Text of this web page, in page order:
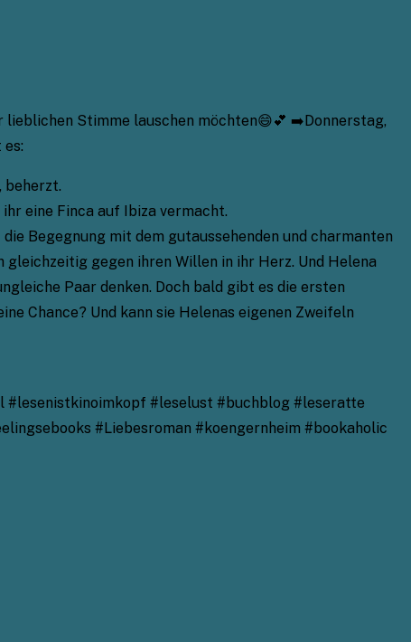
lieblichen Stimme lauschen möchten😄💕 ➡️Donnerstag,
beherzt.
eine Finca auf Ibiza vermacht.
Begegnung mit dem gutaussehenden und charmanten
gegen ihren Willen in ihr Herz. Und Helena
Paar denken. Doch bald gibt es die ersten
Chance? Und kann sie Helenas eigenen Zweifeln
#leselust #buchblog #leseratte
#Liebesroman #koengernheim #bookaholic